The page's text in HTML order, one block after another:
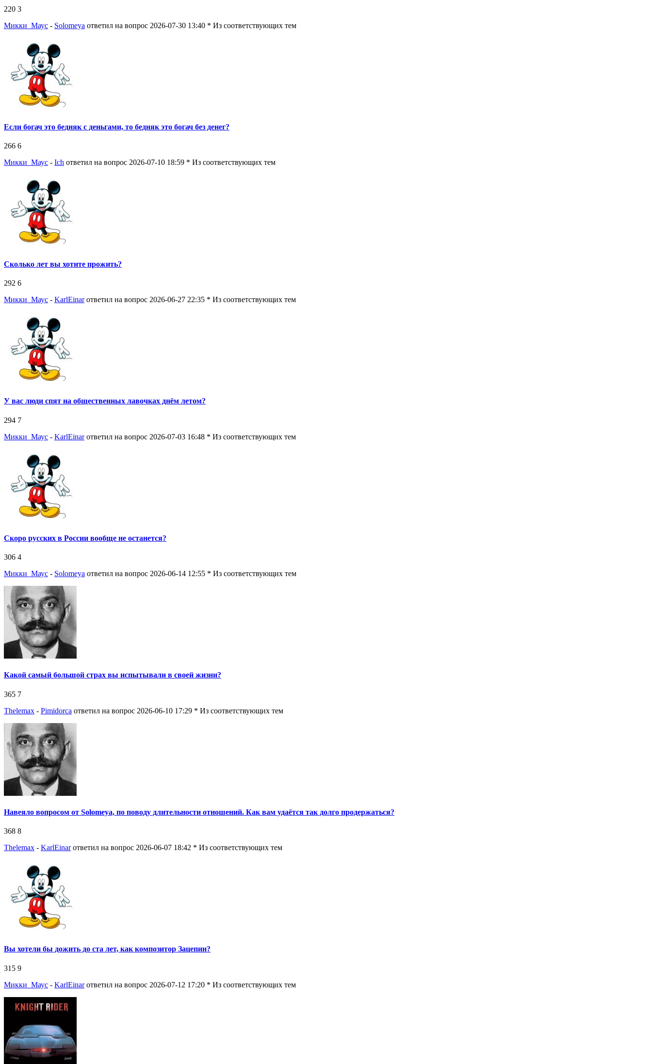
220 3
Микки_Маус - Solomeya ответил на вопрос 2026-07-30 13:40 * Из соответствующих тем
Если богач это бедняк с деньгами, то бедняк это богач без денег?
266 6
Микки_Маус - Ich ответил на вопрос 2026-07-10 18:59 * Из соответствующих тем
Сколько лет вы хотите прожить?
292 6
Микки_Маус - KarlEinar ответил на вопрос 2026-06-27 22:35 * Из соответствующих тем
У вас люди спят на общественных лавочках днём летом?
294 7
Микки_Маус - KarlEinar ответил на вопрос 2026-07-03 16:48 * Из соответствующих тем
Скоро русских в России вообще не останется?
306 4
Микки_Маус - Solomeya ответил на вопрос 2026-06-14 12:55 * Из соответствующих тем
Какой самый большой страх вы испытывали в своей жизни?
365 7
Thelemax - Pimidorca ответил на вопрос 2026-06-10 17:29 * Из соответствующих тем
Навеяло вопросом от Solomeya, по поводу длительности отношений. Как вам удаётся так долго продержаться?
368 8
Thelemax - KarlEinar ответил на вопрос 2026-06-07 18:42 * Из соответствующих тем
Вы хотели бы дожить до ста лет, как композитор Зацепин?
315 9
Микки_Маус - KarlEinar ответил на вопрос 2026-07-12 17:20 * Из соответствующих тем